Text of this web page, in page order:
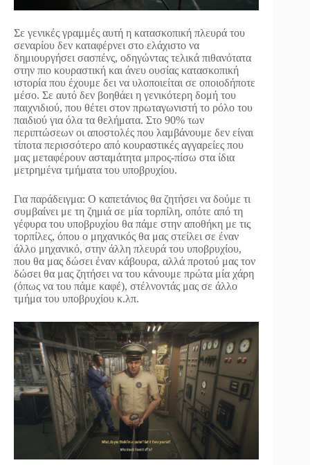
Σε γενικές γραμμές αυτή η κατασκοπική πλευρά του
σεναρίου δεν καταφέρνει στο ελάχιστο να
δημιουργήσει σασπένς, οδηγώντας τελικά πιθανότατα
στην πιο κουραστική και άνευ ουσίας κατασκοπική
ιστορία που έχουμε δει να υλοποιείται σε οποιοδήποτε
μέσο. Σε αυτό δεν βοηθάει η γενικότερη δομή του
παιχνιδιού, που θέτει στον πρωταγωνιστή το ρόλο του
παιδιού για όλα τα θελήματα. Στο 90% των
περιπτώσεων οι αποστολές που λαμβάνουμε δεν είναι
τίποτα περισσότερο από κουραστικές αγγαρείες που
μας μεταφέρουν ασταμάτητα μπρος-πίσω στα ίδια
μετρημένα τμήματα του υποβρυχίου.
Για παράδειγμα: Ο καπετάνιος θα ζητήσει να δούμε τι
συμβαίνει με τη ζημιά σε μία τορπίλη, οπότε από τη
γέφυρα του υποβρυχίου θα πάμε στην αποθήκη με τις
τορπίλες, όπου ο μηχανικός θα μας στείλει σε έναν
άλλο μηχανικό, στην άλλη πλευρά του υποβρυχίου,
που θα μας δώσει έναν κάβουρα, αλλά προτού μας τον
δώσει θα μας ζητήσει να του κάνουμε πρώτα μία χάρη
(όπως να του πάμε καφέ), στέλνοντάς μας σε άλλο
τμήμα του υποβρυχίου κ.λπ.